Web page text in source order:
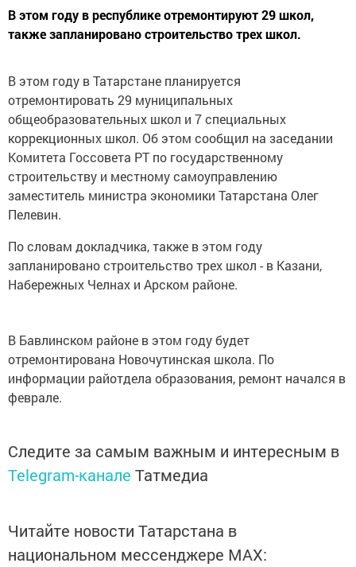
В этом году в республике отремонтируют 29 школ,
также запланировано строительство трех школ.
В этом году в Татарстане планируется
отремонтировать 29 муниципальных
общеобразовательных школ и 7 специальных
коррекционных школ. Об этом сообщил на заседании
Комитета Госсовета РТ по государственному
строительству и местному самоуправлению
заместитель министра экономики Татарстана Олег
Пелевин.
По словам докладчика, также в этом году
запланировано строительство трех школ - в Казани,
Набережных Челнах и Арском районе.
В Бавлинском районе в этом году будет
отремонтирована Новочутинская школа. По
информации райотдела образования, ремонт начался в
феврале.
Следите за самым важным и интересным в
Telegram-канале Татмедиа
Читайте новости Татарстана в
национальном мессенджере MАХ: